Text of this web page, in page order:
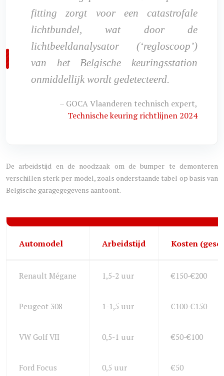
fitting zorgt voor een catastrofale
lichtbundel, wat door de
lichtbeeldanalysator (‘regloscoop’)
van het Belgische keuringsstation
onmiddellijk wordt gedetecteerd.
– GOCA Vlaanderen technisch expert,
Technische keuring richtlijnen 2024
De arbeidstijd en de noodzaak om de bumper te demonteren
verschillen sterk per model, zoals onderstaande tabel op basis van
Belgische garagegegevens aantoont.
Automodel Arbeidstijd Kosten
Renault Mégane 1,5-2 uur €150-€200
Peugeot 308 1-1,5 uur €100-€150
VW Golf VII 0,5-1 uur €50-€100
Ford Focus 0,5 uur €50